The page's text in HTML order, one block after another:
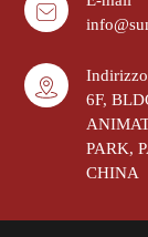
Indirizzo
6F,
PARK,
CHINA